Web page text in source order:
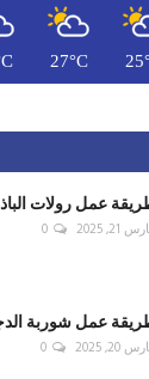
27°C
عمل رولات
21, 2025
0
عمل شوربة
20, 2025
0